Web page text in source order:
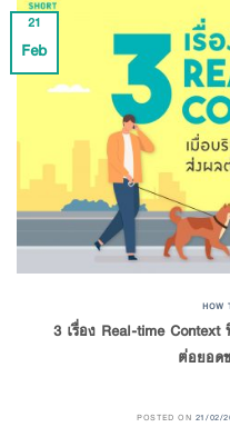
21
Feb
HOW
3 เรื่อง Real-time Context
ต่อยอด
POSTED ON 21/02/